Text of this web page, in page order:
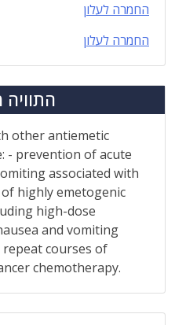
החמרה לעלון
החמרה לעלון
other antiemetic
- prevention of acute
associated with
highly emetogenic
high-dose
and vomiting
courses of
chemotherapy.